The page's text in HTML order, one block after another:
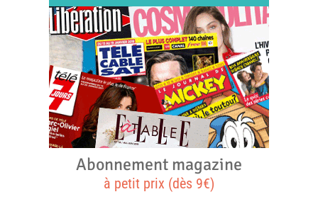
Abonnement magazine
à petit prix (dès 9€)